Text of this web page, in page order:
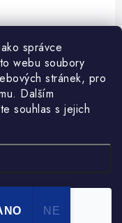
správce
webu soubory
stránek, pro
Dalším
souhlas s jejich
práva vyhrazena.
NE